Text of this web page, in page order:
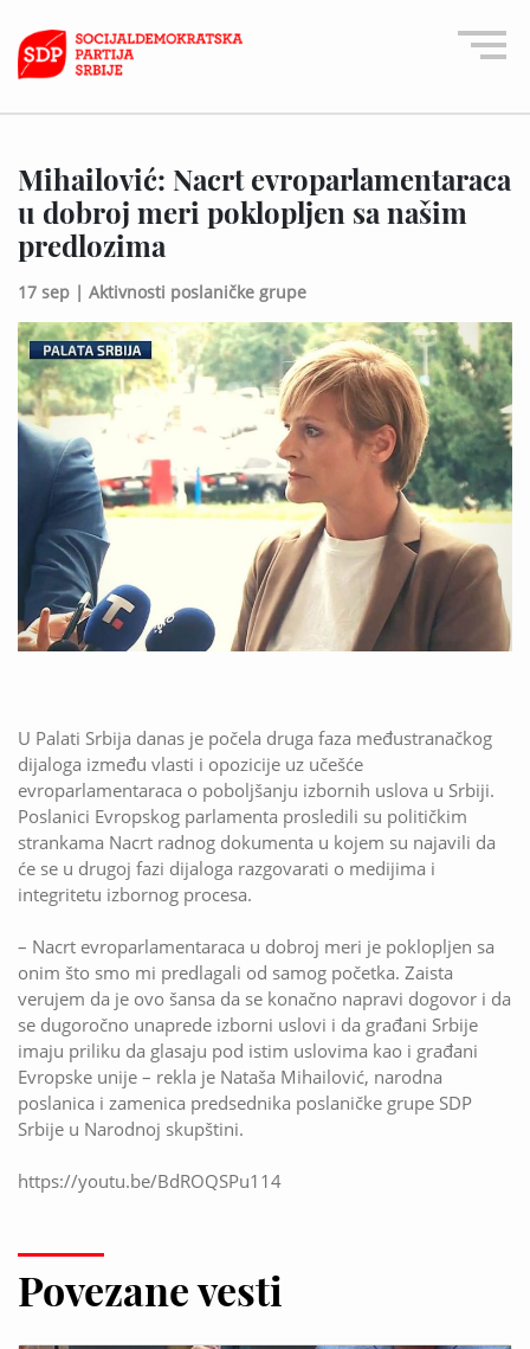
Mihailović: Nacrt evroparlamentaraca
u dobroj meri poklopljen sa našim
predlozima
17 sep | Aktivnosti poslaničke grupe
U Palati Srbija danas je počela druga faza međustranačkog
dijaloga između vlasti i opozicije uz učešće
evroparlamentaraca o poboljšanju izbornih uslova u Srbiji.
Poslanici Evropskog parlamenta prosledili su političkim
strankama Nacrt radnog dokumenta u kojem su najavili da
će se u drugoj fazi dijaloga razgovarati o medijima i
integritetu izbornog procesa.
– Nacrt evroparlamentaraca u dobroj meri je poklopljen sa
onim što smo mi predlagali od samog početka. Zaista
verujem da je ovo šansa da se konačno napravi dogovor i da
se dugoročno unaprede izborni uslovi i da građani Srbije
imaju priliku da glasaju pod istim uslovima kao i građani
Evropske unije – rekla je Nataša Mihailović, narodna
poslanica i zamenica predsednika poslaničke grupe SDP
Srbije u Narodnoj skupštini.
https://youtu.be/BdROQSPu114
Povezane vesti